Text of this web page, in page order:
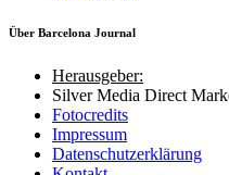
Über Barcelona Journal
Herausgeber:
Silver Media Direct
Fotocredits
Impressum
Datenschutzerklärung